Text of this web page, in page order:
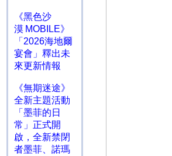
《黑色沙
漠 MOBILE》
「2026海地爾
宴會」釋出未
來更新情報
《無期迷途》
全新主題活動
「墨菲的日
常」正式開
啟，全新禁閉
者墨菲、諾瑪